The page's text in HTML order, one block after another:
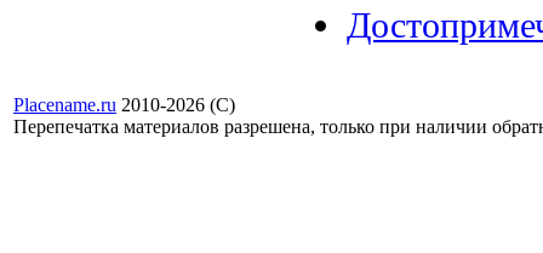
Placename.ru 2010-2026 (С)
Перепечатка материалов разрешена, только при наличии